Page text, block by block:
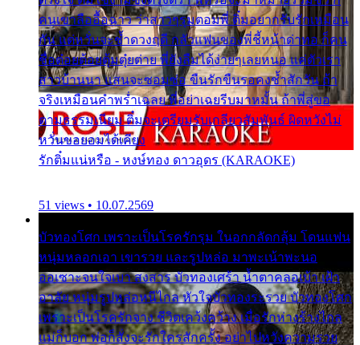
คนเขาลืออื้อฉาว ว่าสาวๆรุมตอมพี่ ติ๋มอยากรับรักเหมือน
กัน แต่หวั่นจะช้ำดวงฤดี กลัวแฟนของพี่ชี้หน้าด่าทอ ก็คน
ชื่อต๋อยต้อยตุ้มตุ๋ยต่าย พี่ยังลืมได้ง่ายๆเลยหนอ แค่ตัวเรา
สาวบ้านนา แสนจะซอมซ่อ ขืนรักขืนรอคงช้ำสักวัน ถ้า
จริงเหมือนคำพร่ำเฉลย พี่อย่าเฉยรีบมาหมั้น ถ้าพี่สู่ขอ
ตามธรรมเนียม ติ๋มจะเตรียมรับเกลียวสัมพันธ์ ผิดหวังไม่
หวั่นขอยอมได้เคียง
รักติ๋มแน่หรือ - หงษ์ทอง ดาวอุดร (KARAOKE)
51 views • 10.07.2569
บัวทองโศก เพราะเป็นโรครักรุม ในอกกลัดกลุ้ม โดนแฟน
หนุ่มหลอกเอา เขารวย และรูปหล่อ มาพะเน้าพะนอ
ออเซาะจนใจเบา สงสาร บัวทองเศร้า น้ำตาคลอเบ้า เฝ้า
อาลัย หนุ่มรูปหล่อหนีไกล หัวใจบัวทองระรวย บัวทองโศก
เพราะเป็นโรครักจาง ชีวิตเคว้งคว้าง เมื่อรักห่างร้างไกล
แม่ก็บอก พ่อก็สั่งจะรักใครสักครั้ง อย่าไปหวังความรวย